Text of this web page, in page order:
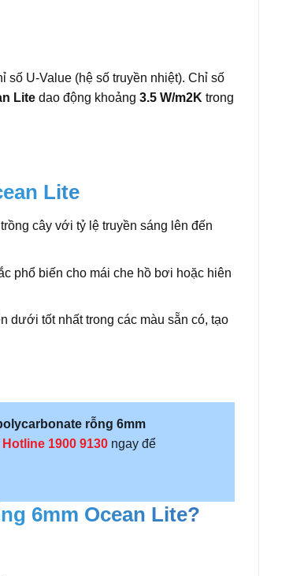
U-Value (hệ số truyền nhiệt). Chỉ số
Lite dao động khoảng 3.5 W/m2K trong
Lite
cây với tỷ lệ truyền sáng lên đến
phổ biến cho mái che hồ bơi hoặc hiên
dưới tốt nhất trong các màu sẵn có, tạo
rỗng 6mm
Hotline 1900 9130 ngay để
6mm Ocean Lite?